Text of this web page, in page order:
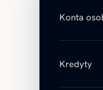
Konta
Kredyty